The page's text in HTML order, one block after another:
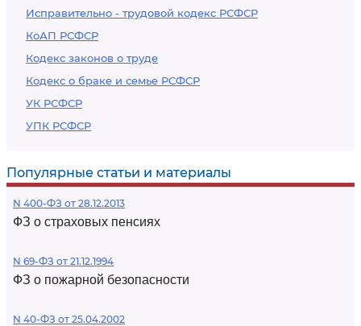
Исправительно - трудовой кодекс РСФСР
КоАП РСФСР
Кодекс законов о труде
Кодекс о браке и семье РСФСР
УК РСФСР
УПК РСФСР
Популярные статьи и материалы
N 400-ФЗ от 28.12.2013
ФЗ о страховых пенсиях
N 69-ФЗ от 21.12.1994
ФЗ о пожарной безопасности
N 40-ФЗ от 25.04.2002